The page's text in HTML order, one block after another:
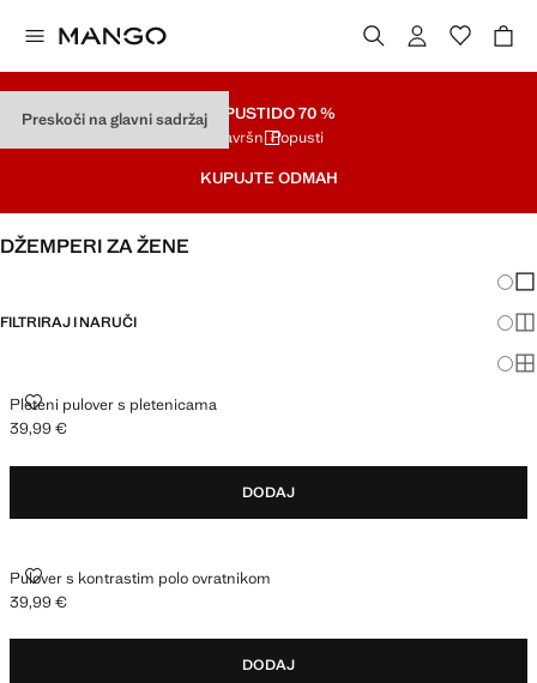
Preskoči na glavni sadržajPOPUSTIDO 70 %
Završni Popusti
KUPUJTE ODMAH
DŽEMPERI ZA ŽENE
FILTRIRAJ I NARUČI
Pleteni pulover s pletenicama
PLETENI PULOVER S PLETENICAMA
Trenutačna cijena [39,99 € ]
39,99 €
DODAJ
Pulover s kontrastim polo ovratnikom
PULOVER S KONTRASTIM POLO OVRATNIKOM
Trenutačna cijena [39,99 € ]
39,99 €
DODAJ